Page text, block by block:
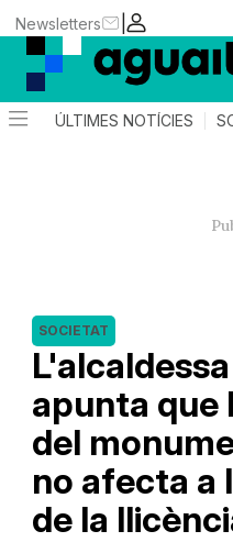
|
Newsletters
ÚLTIMES NOTÍCIES
apunta que
del
no afecta a
de la
SOCIETAT